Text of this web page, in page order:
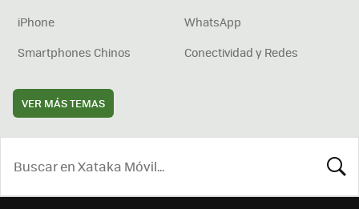
iPhone
WhatsApp
Smartphones Chinos
Conectividad y Redes
VER MÁS TEMAS